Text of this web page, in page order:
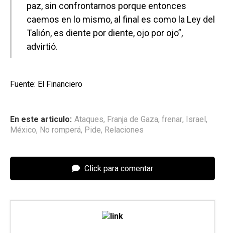
paz, sin confrontarnos porque entonces
caemos en lo mismo, al final es como la Ley del
Talión, es diente por diente, ojo por ojo”,
advirtió.
Fuente: El Financiero
En este articulo: Ataques, Franja de Gaza, frenar, Israel ,
México, No romperá, Pide, Relaciones
Click para comentar